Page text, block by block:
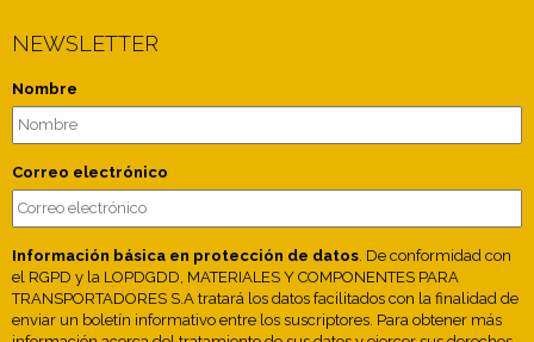
NEWSLETTER
Nombre
Correo electrónico
Información básica en protección de datos . De conformidad con
el RGPD y la LOPDGDD, MATERIALES Y COMPONENTES PARA
TRANSPORTADORES S.A tratará los datos facilitados con la finalidad de
enviar un boletín informativo entre los suscriptores. Para obtener más